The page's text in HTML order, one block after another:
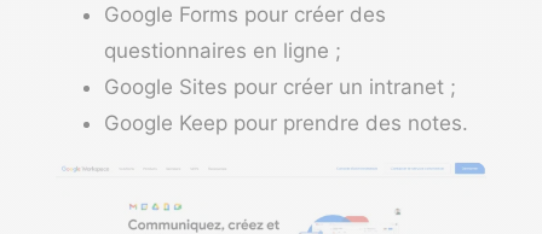
Google Forms pour créer des
questionnaires en ligne ;
Google Sites pour créer un intranet ;
Google Keep pour prendre des notes.